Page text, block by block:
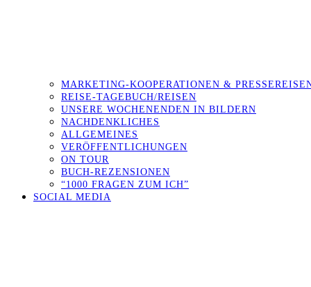
MARKETING-KOOPERATIONEN &
REISE-TAGEBUCH/REISEN
UNSERE WOCHENENDEN IN BILDERN
NACHDENKLICHES
ALLGEMEINES
VERÖFFENTLICHUNGEN
ON TOUR
BUCH-REZENSIONEN
“1000 FRAGEN ZUM ICH”
SOCIAL MEDIA